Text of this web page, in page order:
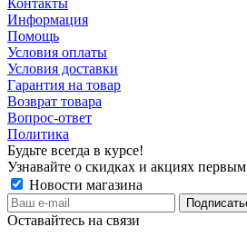
Информация
Помощь
Условия оплаты
Условия доставки
Гарантия на товар
Возврат товара
Вопрос-ответ
Политика
Будьте всегда в курсе!
Узнавайте о скидках и акциях первым
Новости магазина
Оставайтесь на связи